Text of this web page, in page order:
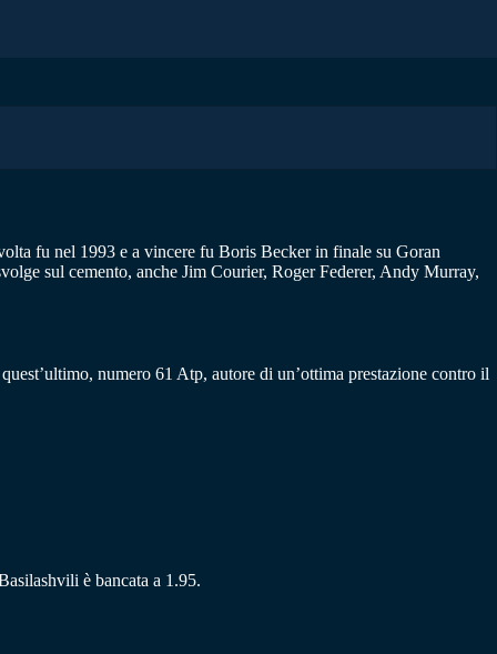
fu nel 1993 e a vincere fu Boris Becker in finale su Goran
sul cemento, anche Jim Courier, Roger Federer, Andy Murray,
quest’ultimo, numero 61 Atp, autore di un’ottima prestazione contro il
è bancata a 1.95.